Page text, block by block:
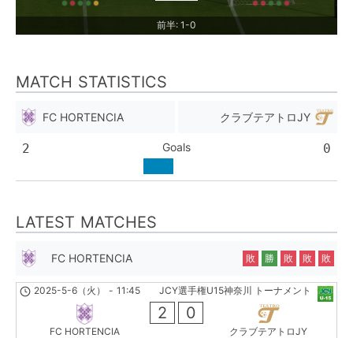
前半: 1-0
MATCH STATISTICS
FC HORTENCIA クラブテアトロJY
2 Goals 0
LATEST MATCHES
FC HORTENCIA 敗 勝 敗 敗 敗
JCY選手権U15神奈川 トーナメント
2025-5-6（火） - 11:45
FC HORTENCIA
2 0
クラブテアトロJY